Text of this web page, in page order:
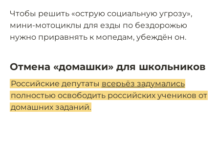
Чтобы решить «острую социальную угрозу»,
мини-мотоциклы для езды по бездорожью
нужно приравнять к мопедам, убеждён он.
Отмена «домашки» для школьников
Российские депутаты всерьёз задумались
полностью освободить российских учеников от
домашних заданий.